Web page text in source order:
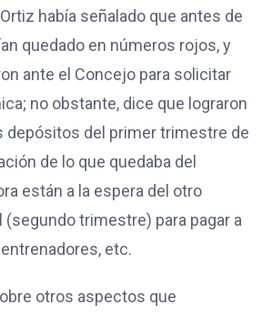
había señalado que antes de
quedado en números rojos, y
ante el Concejo para solicitar
no obstante, dice que lograron
depósitos del primer trimestre de
de lo que quedaba del
están a la espera del otro
trimestre) para pagar a
etc.
otros aspectos que